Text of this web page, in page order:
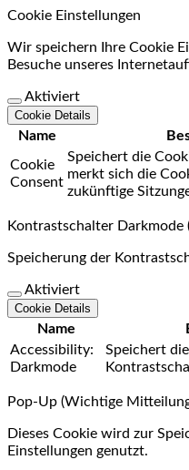
Cookie Einstellungen
Wir speichern Ihre Cookie
Besuche unseres
Aktiviert
Cookie Details
Name
Cookie
Consent
Speichert die
merkt sich die
zukünftige
Kontrastschalter Darkmode
Speicherung der
Aktiviert
Cookie Details
Name
Accessibility:
Darkmode
Speichert
Pop-Up (Wichtige
Dieses Cookie wird zur
Einstellungen genutzt.